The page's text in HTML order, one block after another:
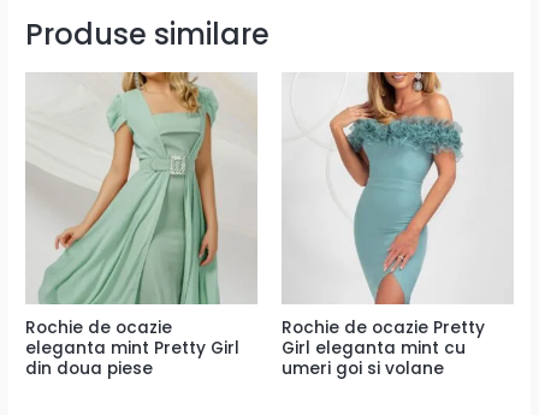
Produse similare
Rochie de ocazie
eleganta mint Pretty Girl
din doua piese
Rochie de ocazie Pretty
Girl eleganta mint cu
umeri goi si volane